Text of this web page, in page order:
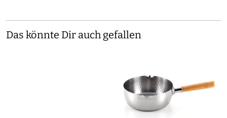
Das könnte Dir auch gefallen